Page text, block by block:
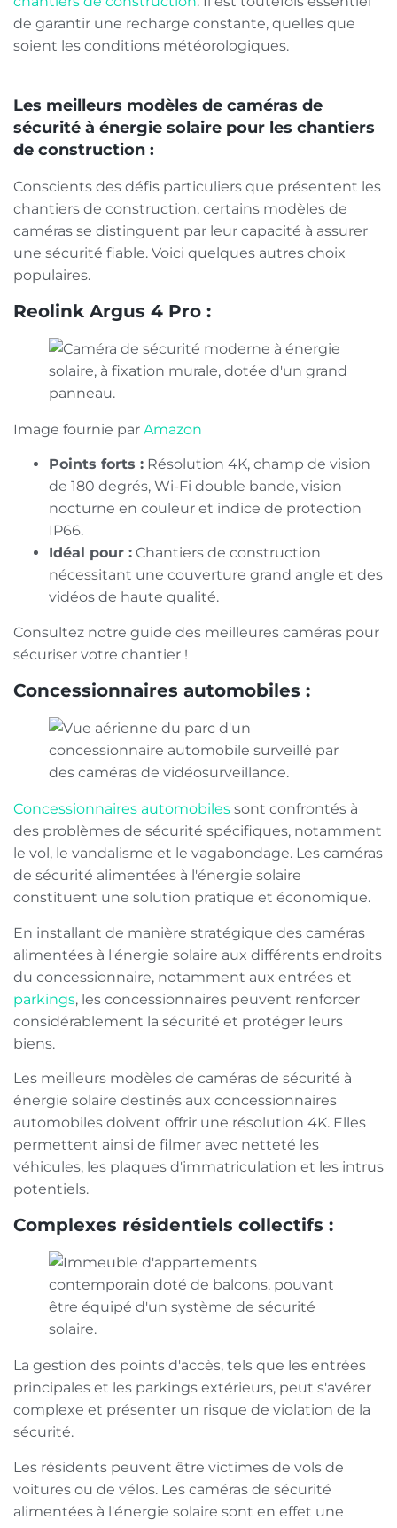
de garantir une recharge constante, quelles que
soient les conditions météorologiques.
Les meilleurs modèles de caméras de
sécurité à énergie solaire pour les chantiers
de construction :
Conscients des défis particuliers que présentent les
chantiers de construction, certains modèles de
caméras se distinguent par leur capacité à assurer
une sécurité fiable. Voici quelques autres choix
populaires.
Reolink Argus 4 Pro :
Image fournie par Amazon
Points forts : Résolution 4K, champ de vision
de 180 degrés, Wi-Fi double bande, vision
nocturne en couleur et indice de protection
IP66.
Idéal pour : Chantiers de construction
nécessitant une couverture grand angle et des
vidéos de haute qualité.
Consultez notre guide des meilleures caméras pour
sécuriser votre chantier !
Concessionnaires automobiles :
Concessionnaires automobiles sont confrontés à
des problèmes de sécurité spécifiques, notamment
le vol, le vandalisme et le vagabondage. Les caméras
de sécurité alimentées à l'énergie solaire
constituent une solution pratique et économique.
En installant de manière stratégique des caméras
alimentées à l'énergie solaire aux différents endroits
du concessionnaire, notamment aux entrées et
parkings, les concessionnaires peuvent renforcer
considérablement la sécurité et protéger leurs
biens.
Les meilleurs modèles de caméras de sécurité à
énergie solaire destinés aux concessionnaires
automobiles doivent offrir une résolution 4K. Elles
permettent ainsi de filmer avec netteté les
véhicules, les plaques d'immatriculation et les intrus
potentiels.
Complexes résidentiels collectifs :
La gestion des points d'accès, tels que les entrées
principales et les parkings extérieurs, peut s'avérer
complexe et présenter un risque de violation de la
sécurité.
Les résidents peuvent être victimes de vols de
voitures ou de vélos. Les caméras de sécurité
alimentées à l'énergie solaire sont en effet une